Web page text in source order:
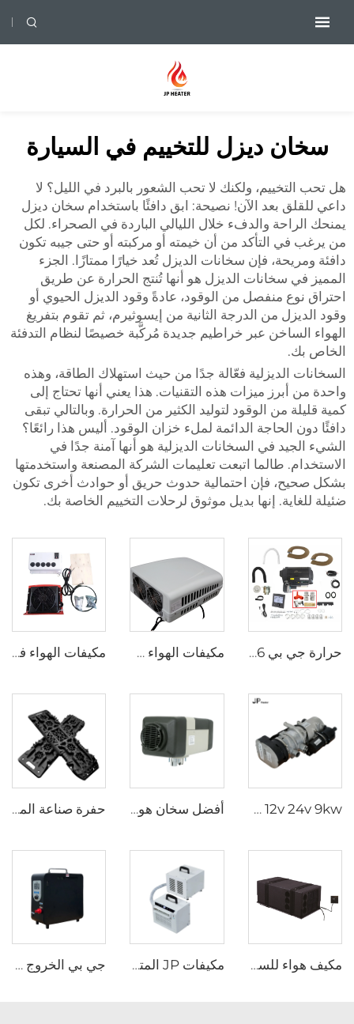
سخان ديزل للتخييم في السيارة
هل تحب التخييم، ولكنك لا تحب الشعور بالبرد في الليل؟ لا
داعي للقلق بعد الآن! نصيحة: ابق دافئًا باستخدام سخان ديزل
يمنحك الراحة والدفء خلال الليالي الباردة في الصحراء. لكل
من يرغب في التأكد من أن خيمته أو مركبته أو حتى جيبه تكون
دافئة ومريحة، فإن سخانات الديزل تُعد خيارًا ممتازًا. الجزء
المميز في سخانات الديزل هو أنها تُنتج الحرارة عن طريق
احتراق نوع منفصل من الوقود، عادةً وقود الديزل الحيوي أو
وقود الديزل من الدرجة الثانية من إيسوثيرم، ثم تقوم بتفريغ
الهواء الساخن عبر خراطيم جديدة مُركَّبة خصيصًا لنظام التدفئة
الخاص بك.
السخانات الديزلية فعّالة جدًا من حيث استهلاك الطاقة، وهذه
واحدة من أبرز ميزات هذه التقنيات. هذا يعني أنها تحتاج إلى
كمية قليلة من الوقود لتوليد الكثير من الحرارة. وبالتالي تبقى
دافئًا دون الحاجة الدائمة لملء خزان الوقود. أليس هذا رائعًا؟
الشيء الجيد في السخانات الديزلية هو أنها آمنة جدًا في
الاستخدام. طالما اتبعت تعليمات الشركة المصنعة واستخدمتها
بشكل صحيح، فإن احتمالية حدوث حريق أو حوادث أخرى تكون
ضئيلة للغاية. إنها بديل موثوق لرحلات التخييم الخاصة بك.
حرارة جي بي 6 كيلوواط 12 فولت LPG غاز كومبي 110 فولت 220 فولت هواء وماء ساخن مماثل لترما كومبي 6e مكيفات الهواء على سطح السقف للسيارات مكيفات الهواء في شاحنات ذات التيار المتردد 12 فولت تستخدم أنظمة تكييف الهواء الأخرى مكيفات الهواء الكهربائية في المقصورة
JP YJH-Q9 12v 24v 9kw سخان وقوف السيارات للماء الديزل الساخن أفضل سخان هواء لـ Lpg 4KW 24V سخان وقوف السيارات للسيارة حفرة صناعة المركبات مدمج في جاك قاعدة خارج الطريق لجنة استعادة الرمل الطين إطارات الجر لجنة العودة السيارات
مكيف هواء للسيارة تحت المقعد، مكيف كهربائي للمركبات المتنقلة والشاحنات والعربات الترحال، 9000 وحدة حرارية بريطانية، 220-240 فولت مكيفات JP المتنقلة بنظام التحكم عن بعد، موديل 110 فولت، مكيف هواء للسيارة من نوع السبليت، مناسب للتخييم في الخيم والمركبات الترفيهية (RV) جي بي الخروج التخييم Rv الجملة المحمولة التصميم الجذاب البروبان مضخة الحرارة بدون خزان غاز سخان الماء